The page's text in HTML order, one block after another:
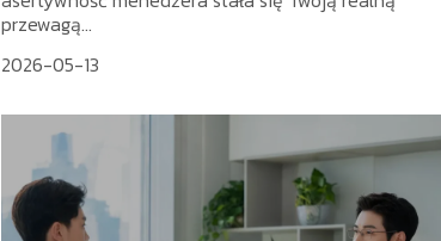
przewagą...
2026-05-13